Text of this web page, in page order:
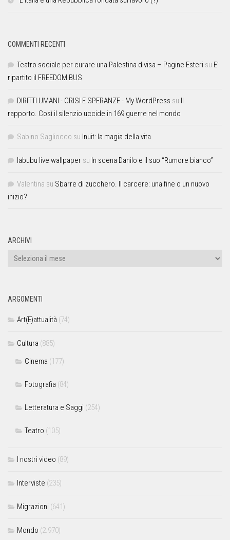
COMMENTI RECENTI
Teatro sociale per curare una Palestina divisa – Pagine Esteri su E’
ripartito il FREEDOM BUS
DIRITTI UMANI - CRISI E SPERANZE - My WordPress su Il
rapporto. Così il silenzio uccide in 169 guerre nel mondo
Sabino Sagliocco su Inuit: la magia della vita
labubu live wallpaper su In scena Danilo e il suo “Rumore bianco”
Valentina su Sbarre di zucchero. Il carcere: una fine o un nuovo
inizio?
ARCHIVI
ARGOMENTI
Art(E)attualità (74)
Cultura (885)
Cinema (177)
Fotografia (84)
Letteratura e Saggi (254)
Teatro (105)
I nostri video (89)
Interviste (235)
Migrazioni (641)
Mondo (2.970)